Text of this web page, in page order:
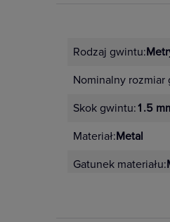
Rodzaj gwintu:
Nominalny
Skok gwintu:1.5
Materiał:Metal
Gatunek materiału: